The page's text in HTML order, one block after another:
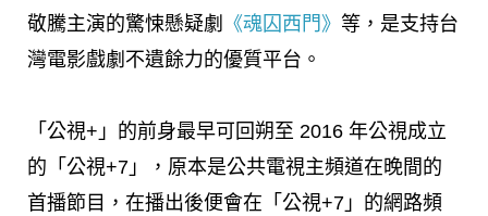
敬騰主演的驚悚懸疑劇
《魂囚西門》 等，是支持台
灣電影戲劇不遺餘力的優質平台。
「公視+」的前身最早可回朔至 2016 年公視成立
的「公視+7」，原本是公共電視主頻道在晚間的
首播節目，在播出後便會在「公視+7」的網路頻